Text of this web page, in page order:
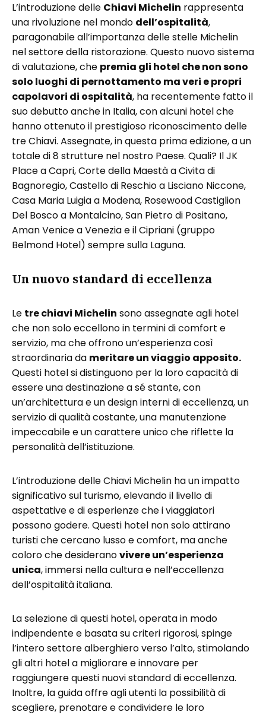
L’introduzione delle Chiavi Michelin rappresenta
una rivoluzione nel mondo dell’ospitalità,
paragonabile all’importanza delle stelle Michelin
nel settore della ristorazione. Questo nuovo sistema
di valutazione, che premia gli hotel che non sono
solo luoghi di pernottamento ma veri e propri
capolavori di ospitalità, ha recentemente fatto il
suo debutto anche in Italia, con alcuni hotel che
hanno ottenuto il prestigioso riconoscimento delle
tre Chiavi. Assegnate, in questa prima edizione, a un
totale di 8 strutture nel nostro Paese. Quali? Il JK
Place a Capri, Corte della Maestà a Civita di
Bagnoregio, Castello di Reschio a Lisciano Niccone,
Casa Maria Luigia a Modena, Rosewood Castiglion
Del Bosco a Montalcino, San Pietro di Positano,
Aman Venice a Venezia e il Cipriani (gruppo
Belmond Hotel) sempre sulla Laguna.
Un nuovo standard di eccellenza
Le tre chiavi Michelin sono assegnate agli hotel
che non solo eccellono in termini di comfort e
servizio, ma che offrono un’esperienza così
straordinaria da meritare un viaggio apposito.
Questi hotel si distinguono per la loro capacità di
essere una destinazione a sé stante, con
un’architettura e un design interni di eccellenza, un
servizio di qualità costante, una manutenzione
impeccabile e un carattere unico che riflette la
personalità dell’istituzione.
L’introduzione delle Chiavi Michelin ha un impatto
significativo sul turismo, elevando il livello di
aspettative e di esperienze che i viaggiatori
possono godere. Questi hotel non solo attirano
turisti che cercano lusso e comfort, ma anche
coloro che desideranovivere un’esperienza
unica, immersi nella cultura e nell’eccellenza
dell’ospitalità italiana.
La selezione di questi hotel, operata in modo
indipendente e basata su criteri rigorosi, spinge
l’intero settore alberghiero verso l’alto, stimolando
gli altri hotel a migliorare e innovare per
raggiungere questi nuovi standard di eccellenza.
Inoltre, la guida offre agli utenti la possibilità di
scegliere, prenotare e condividere le loro